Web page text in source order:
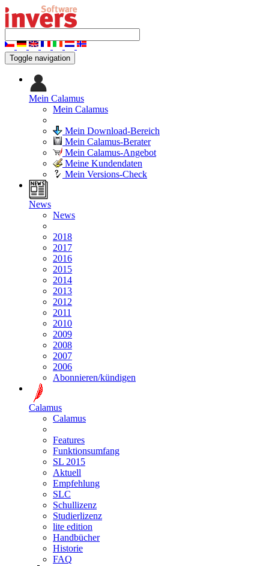
Toggle navigation
Mein Calamus
Mein Calamus
Mein Download-Bereich
Mein Calamus-Berater
Mein Calamus-Angebot
Meine Kundendaten
Mein Versions-Check
News
News
2018
2017
2016
2015
2014
2013
2012
2011
2010
2009
2008
2007
2006
Abonnieren/kündigen
Calamus
Calamus
Features
Funktionsumfang
SL 2015
Aktuell
Empfehlung
SLC
Schullizenz
Studierlizenz
lite edition
Handbücher
Historie
FAQ